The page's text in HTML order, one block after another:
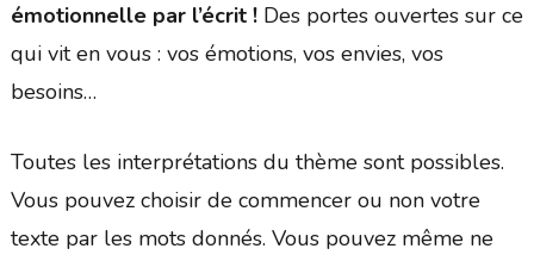
émotionnelle par l’écrit ! Des portes ouvertes sur ce
qui vit en vous : vos émotions, vos envies, vos
besoins…
Toutes les interprétations du thème sont possibles.
Vous pouvez choisir de commencer ou non votre
texte par les mots donnés. Vous pouvez même ne